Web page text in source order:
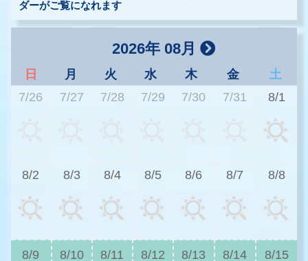
ダーがご覧になれます
2026年 08月
日 月 火 水 木 金
土
7/26
7/27 7/28 7/29 7/30 7/31 8/1
8/2 8/3 8/4 8/5 8/6 8/7 8/8
8/9 8/10 8/11 8/12 8/13 8/14 8/15